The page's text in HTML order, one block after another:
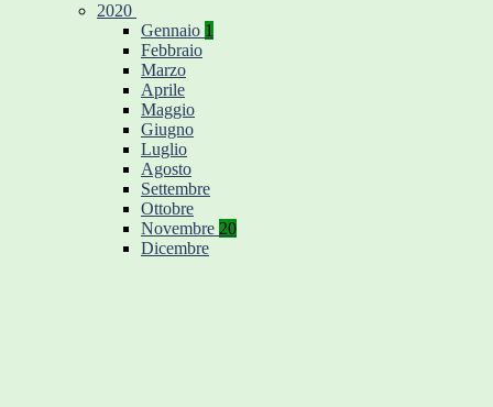
2020
Gennaio 1
Febbraio
Marzo
Aprile
Maggio
Giugno
Luglio
Agosto
Settembre
Ottobre
Novembre 20
Dicembre